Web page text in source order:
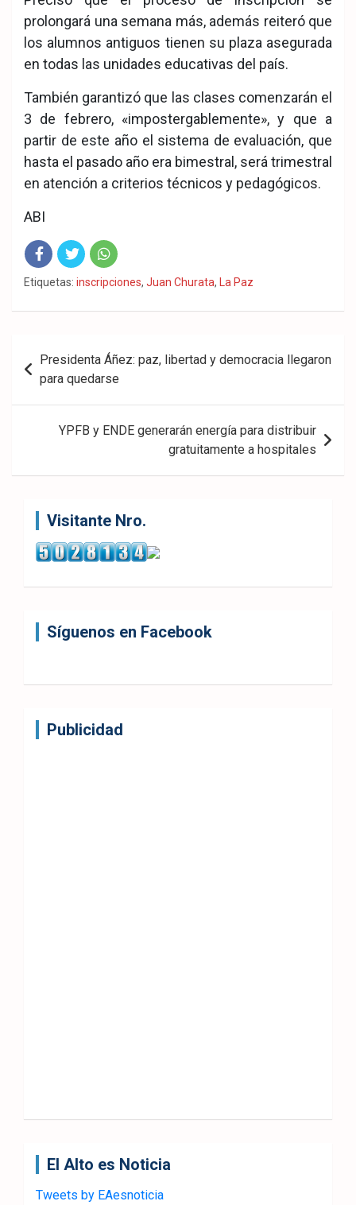
prolongará una semana más, además reiteró que
los alumnos antiguos tienen su plaza asegurada
en todas las unidades educativas del país.
También garantizó que las clases comenzarán el
3 de febrero, «impostergablemente», y que a
partir de este año el sistema de evaluación, que
hasta el pasado año era bimestral, será trimestral
en atención a criterios técnicos y pedagógicos.
ABI
Fac
eb
Twit
ter
Wha
tsA
Etiquetas: inscripciones, Juan Churata, La Paz
Navegación
de
entradas
Presidenta Áñez: paz, libertad y democracia llegaron
para quedarse
YPFB y ENDE generarán energía para distribuir
gratuitamente a hospitales
Visitante Nro.
Síguenos en Facebook
Publicidad
El Alto es Noticia
Tweets by EAesnoticia